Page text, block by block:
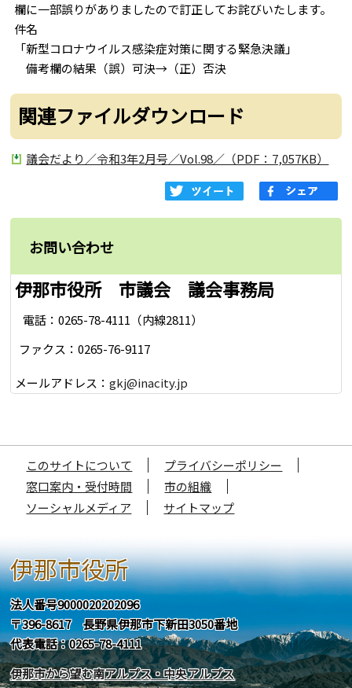
欄に一部誤りがありましたので訂正してお詫びいたします。
件名
「新型コロナウイルス感染症対策に関する緊急決議」
備考欄の結果（誤）可決→（正）否決
関連ファイルダウンロード
議会だより／令和3年2月号／Vol.98／（PDF：7,057KB）
お問い合わせ
伊那市役所 市議会 議会事務局
電話：0265-78-4111（内線2811）
ファクス：0265-76-9117
メールアドレス：gkj@inacity.jp
このサイトについて
プライバシーポリシー
窓口案内・受付時間
市の組織
ソーシャルメディア
サイトマップ
伊那市役所
法人番号9000020202096
〒396-8617 長野県伊那市下新田3050番地
代表電話：0265-78-4111
伊那市から望む南アルプス・中央アルプス